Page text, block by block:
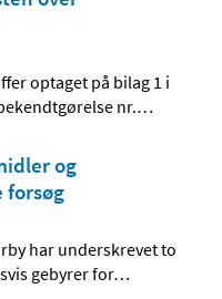
optaget på bilag 1 i
nr.…
og
forsøg
har underskrevet to
gebyrer for…